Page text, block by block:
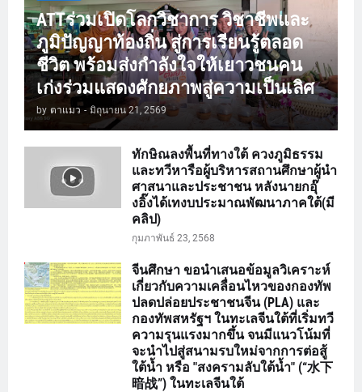
ATTร่วมเปิดโลกวิชาการ วิชาชีพและ
ภูมิปัญญาท้องถิ่น สู่การเรียนรู้ตลอด
ชีวิต พร้อมส่งกำลังใจให้เยาวชนคน
เก่งร่วมแสดงศักยภาพสู่ความเป็นเลิศ
by ตาแมว - มิถุนายน 21, 2569
ทักษิณลงพื้นที่ทางใต้ ควงภูมิธรรม
และทวีหารือผู้บริหารสถานศึกษาผู้นำ
ศาสนาและประชาชน หลังนายกอุ๊
งอิ๊งได้เทงบประมาณพัฒนาภาคใต้(มี
คลิป)
กุมภาพันธ์ 23, 2568
จีนศึกษา ขอนำเสนอข้อมูลวิเคราะห์
เกี่ยวกับความเคลื่อนไหวของกองทัพ
ปลดปล่อยประชาชนจีน (PLA) และ
กองทัพสหรัฐฯ ในทะเลจีนใต้ที่เริ่มทวี
ความรุนแรงมากขึ้น จนมีแนวโน้มที่
จะนำไปสู่สนามรบใหม่จากการต่อสู้
ใต้น้ำ หรือ "สงครามลับใต้น้ำ" (“水下
暗战”) ในทะเลจีนใต้